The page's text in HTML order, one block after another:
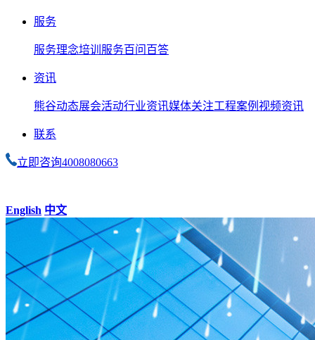
服务
服务理念培训服务百问百答
资讯
熊谷动态展会活动行业资讯媒体关注工程案例 视频资讯
联系
立即咨询4008080663
English 中文